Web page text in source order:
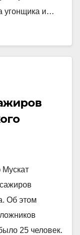
угонщика и…
Об этом
25 человек.